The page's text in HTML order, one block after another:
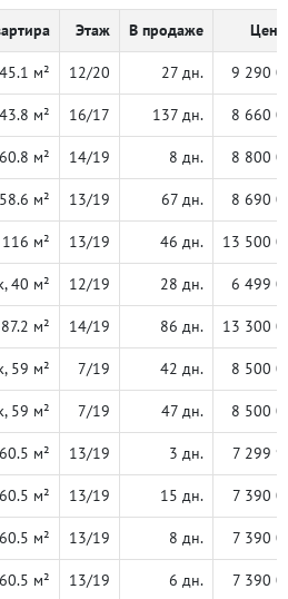
Этаж В продаже
м² 12/20 27 дн. 9 290
м² 16/17 137 дн. 8 660
м² 14/19 8 дн. 8 800
м² 13/19 67 дн. 8 690
116 м² 13/19 46 дн. 13 500
40 м² 12/19 28 дн. 6 499
м² 14/19 86 дн. 13 300
59 м² 7/19 42 дн. 8 500
59 м² 7/19 47 дн. 8 500
м² 13/19 3 дн. 7 299
м² 13/19 15 дн. 7 390
м² 13/19 8 дн. 7 390
м² 13/19 6 дн. 7 390